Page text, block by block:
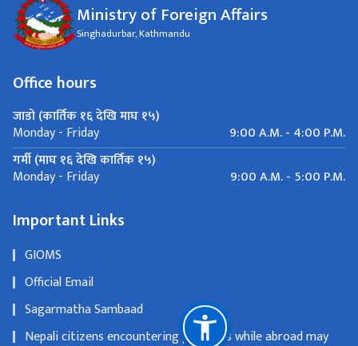
Ministry of Foreign Affairs
Singhadurbar, Kathmandu
Office hours
जाडो (कार्तिक १६ देखि माघ १५)
Monday - Friday
9:00 A.M. - 4:00 P.M.
गर्मी (माघ १६ देखि कार्तिक १५)
Monday - Friday 9:00 A.M. - 5:00 P.M.
Important Links
GIOMS
Official Email
Sagarmatha Sambaad
Nepali citizens encountering problems while abroad may